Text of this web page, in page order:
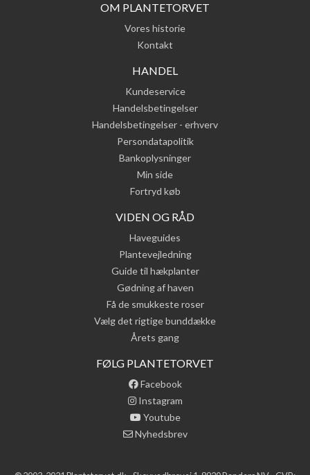
OM PLANTETORVET
Vores historie
Kontakt
HANDEL
Kundeservice
Handelsbetingelser
Handelsbetingelser - erhverv
Persondatapolitik
Bankoplysninger
Min side
Fortryd køb
VIDEN OG RÅD
Haveguides
Plantevejledning
Guide til hækplanter
Gødning af haven
Få de smukkeste roser
Vælg det rigtige bunddække
Årets gang
FØLG PLANTETORVET
Facebook
Instagram
Youtube
Nyhedsbrev